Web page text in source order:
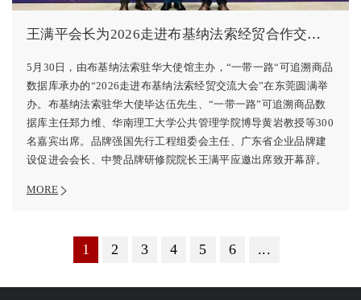
王满平会长为2026走进布基纳法索经贸合作交流大会致辞
5月30日，由布基纳法索驻华大使馆主办，“一带一路“可追溯商品
数据库承办的“2026走进布基纳法索经贸交流大会”在东莞圆满举
办。布基纳法索驻华大使毕达伍先生、“一带一路”可追溯商品数
据库主任郑力维、华南理工大学公共管理学院博导黄岩教授等300
名嘉宾出席。品牌强国先行工程组委会主任、广东省企业品牌建
设促进会会长、中赞品牌研修院院长王满平应邀出席致开幕辞。
MORE
1 2 3 4 5 6 ...